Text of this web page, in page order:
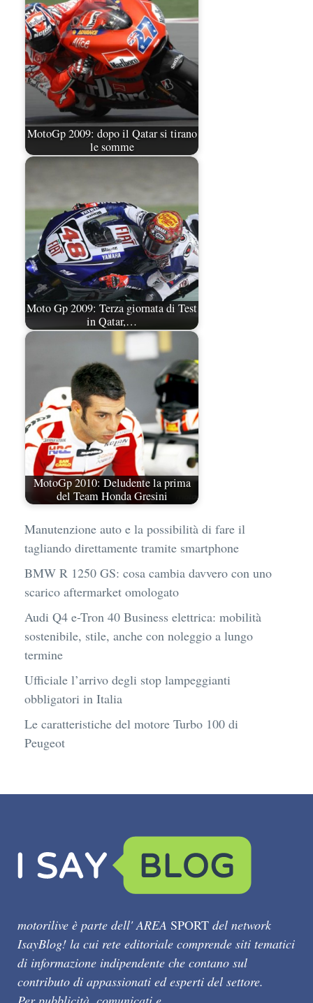
MotoGp 2009: dopo il Qatar si tirano
le somme
Moto Gp 2009: Terza giornata di Test
in Qatar,…
MotoGp 2010: Deludente la prima
del Team Honda Gresini
Manutenzione auto e la possibilità di fare il
tagliando direttamente tramite smartphone
BMW R 1250 GS: cosa cambia davvero con uno
scarico aftermarket omologato
Audi Q4 e-Tron 40 Business elettrica: mobilità
sostenibile, stile, anche con noleggio a lungo
termine
Ufficiale l’arrivo degli stop lampeggianti
obbligatori in Italia
Le caratteristiche del motore Turbo 100 di
Peugeot
motorilive è parte dell' AREA SPORT del network
IsayBlog! la cui rete editoriale comprende siti tematici
di informazione indipendente che contano sul
contributo di appassionati ed esperti del settore.